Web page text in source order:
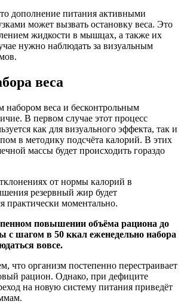
дополнение питания активными
может вызвать остановку веса. Это
жидкости в мышцах, а также их
нужно наблюдать за визуальным
веса
веса и бесконтрольным
В первом случае этот процесс
как для визуального эффекта, так и
в методику подсчёта калорий. В этих
массы будет происходить гораздо
от нормы калорий в
резервный жир будет
практически моментально.
повышении объёма рациона до
с шагом в 50 ккал еженедельно набора
вовсе.
что организм постепенно перестраивает
рацион. Однако, при дефиците
на новую систему питания приведёт